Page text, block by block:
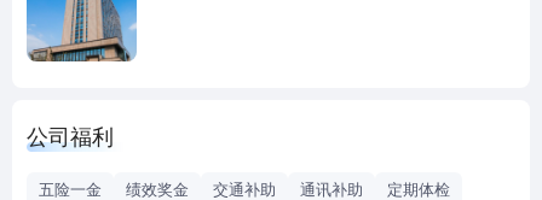
公司总部位于杭州，产业布局辐射全国、布局海外，在杭州
钱塘区、浙江嘉兴、江苏镇江、四川眉山、河南鹤壁、广东
过质量、环境、职业健康安全和测量管理四体系认证，获欧
公司福利
五险一金 绩效奖金 交通补助 通讯补助 定期体检